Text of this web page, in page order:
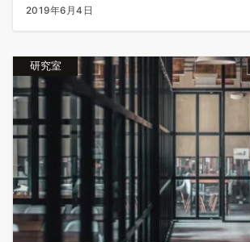
2019年6月4日
研究室